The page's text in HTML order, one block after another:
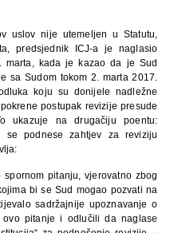
uslov nije utemeljen u Statutu,
predsjednik ICJ-a je naglasio
kada je kazao da je Sud
sa Sudom tokom 2. marta 2017.
koju su donijele nadležne
postupak revizije presude
ukazuje na drugačiju poentu:
se podnese zahtjev za reviziju
pitanju, vjerovatno zbog
bi se Sud mogao pozvati na
sadržajnije upoznavanje o
ovo pitanje i odlučili da naglase